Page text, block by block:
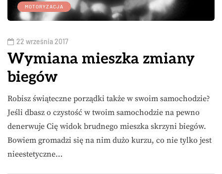
MOTORYZACJA
22 września 2017
Wymiana mieszka zmiany
biegów
Robisz świąteczne porządki także w swoim samochodzie?
Jeśli dbasz o czystość w twoim samochodzie na pewno
denerwuje Cię widok brudnego mieszka skrzyni biegów.
Bowiem gromadzi się na nim dużo kurzu, co nie tylko jest
nieestetyczne…